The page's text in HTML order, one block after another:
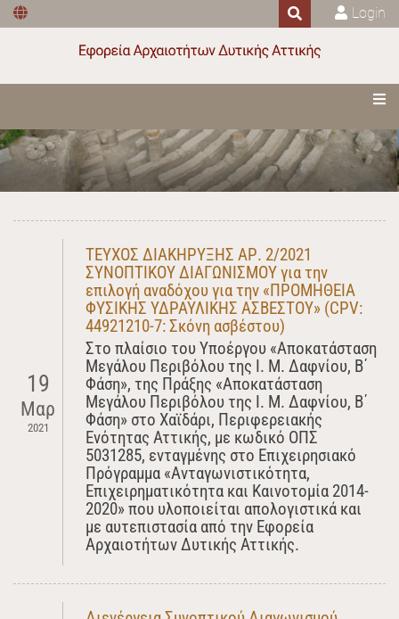
Login
19
Μαρ
2021
ΤΕΥΧΟΣ ΔΙΑΚΗΡΥΞΗΣ ΑΡ. 2/2021
ΣΥΝΟΠΤΙΚΟΥ ΔΙΑΓΩΝΙΣΜΟΥ για την
επιλογή αναδόχου για την «ΠΡΟΜΗΘΕΙΑ
ΦΥΣΙΚΗΣ ΥΔΡΑΥΛΙΚΗΣ ΑΣΒΕΣΤΟΥ» (CPV:
44921210-7: Σκόνη ασβέστου)
Στο πλαίσιο του Υποέργου «Αποκατάσταση
Μεγάλου Περιβόλου της Ι. Μ. Δαφνίου, Β΄
Φάση», της Πράξης «Αποκατάσταση
Μεγάλου Περιβόλου της Ι. Μ. Δαφνίου, Β΄
Φάση» στο Χαϊδάρι, Περιφερειακής
Ενότητας Αττικής, με κωδικό ΟΠΣ
5031285, ενταγμένης στο Επιχειρησιακό
Πρόγραμμα «Ανταγωνιστικότητα,
Επιχειρηματικότητα και Καινοτομία 2014-
2020» που υλοποιείται απολογιστικά και
με αυτεπιστασία από την Εφορεία
Αρχαιοτήτων Δυτικής Αττικής.